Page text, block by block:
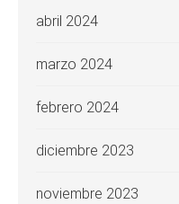
abril 2024
marzo 2024
febrero 2024
diciembre 2023
noviembre 2023